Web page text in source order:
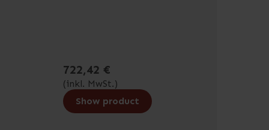
722,42 €
(inkl. MwSt.)
Show product